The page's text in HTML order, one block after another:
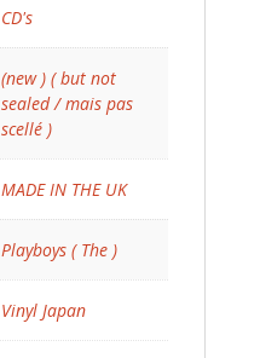
CD's
(new ) ( but not
sealed / mais pas
scellé )
MADE IN THE UK
Playboys ( The )
Vinyl Japan